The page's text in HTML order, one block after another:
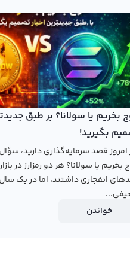
بخریم یا سولانا؟ بر طبق
بگیرید!
امروز قصد سرمایه‌گذاری دارید،
انفجاری داشتند، اما در یک
خواندن